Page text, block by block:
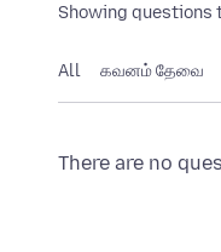
Showing questions
All கவனம் தேவை
There are no